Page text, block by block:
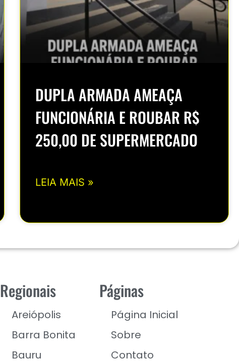
DUPLA ARMADA AMEAÇA
FUNCIONÁRIA E ROUBAR R$
250,00 DE SUPERMERCADO
LEIA MAIS »
Regionais
Areiópolis
Barra Bonita
Bauru
Páginas
Página Inicial
Sobre
Contato